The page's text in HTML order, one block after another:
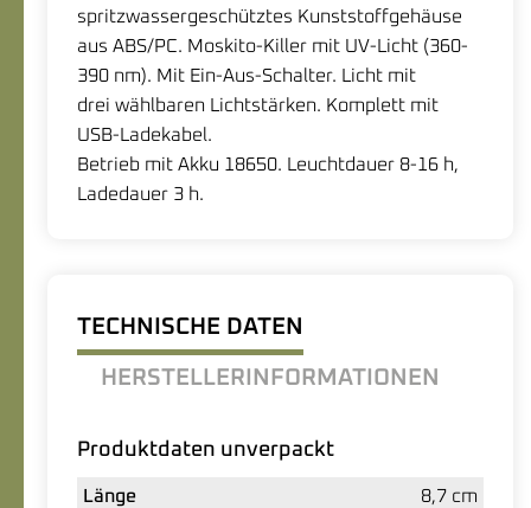
spritzwassergeschütztes Kunststoffgehäuse
aus ABS/PC. Moskito-Killer mit UV-Licht (360-
390 nm). Mit Ein-Aus-Schalter. Licht mit
drei wählbaren Lichtstärken. Komplett mit
USB-Ladekabel.
Betrieb mit Akku 18650. Leuchtdauer 8-16 h,
Ladedauer 3 h.
TECHNISCHE DATEN
HERSTELLERINFORMATIONEN
Produktdaten unverpackt
Länge
8,7 cm